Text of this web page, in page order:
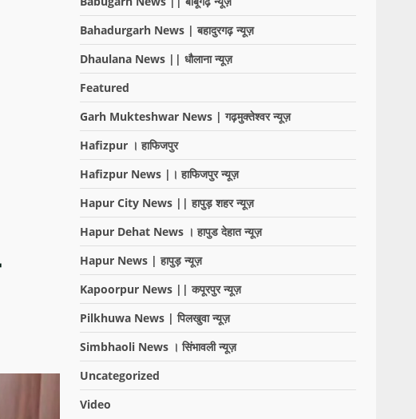
Bahadurgarh News | बहादुरगढ़ न्यूज़
Dhaulana News || धौलाना न्यूज़
Featured
Garh Mukteshwar News | गढ़मुक्तेश्वर न्यूज़
Hafizpur । हाफिजपुर
Hafizpur News |। हाफिजपुर न्यूज़
Hapur City News || हापुड़ शहर न्यूज़
Hapur Dehat News । हापुड देहात न्यूज़
Hapur News | हापुड़ न्यूज़
Kapoorpur News || कपूरपुर न्यूज़
Pilkhuwa News | पिलखुवा न्यूज़
Simbhaoli News । सिंभावली न्यूज़
Uncategorized
Video